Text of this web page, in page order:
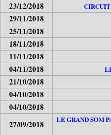
23/12/2018
29/11/2018
25/11/2018
18/11/2018
11/11/2018
04/11/2018
21/10/2018
04/10/2018
04/10/2018
27/09/2018
LE GRAND SOM